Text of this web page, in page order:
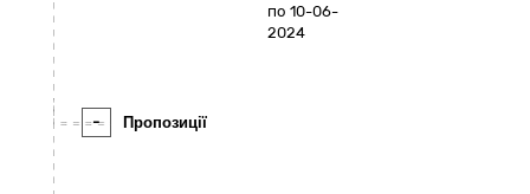
по 10-06-
2024
- Пропозиції